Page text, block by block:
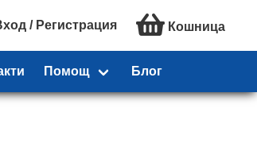
/ Регистрация Кошница
Помощ Блог